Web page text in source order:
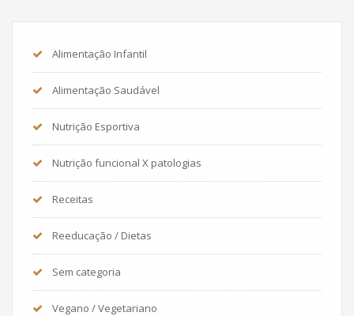
Alimentação Infantil
Alimentação Saudável
Nutrição Esportiva
Nutrição funcional X patologias
Receitas
Reeducação / Dietas
Sem categoria
Vegano / Vegetariano